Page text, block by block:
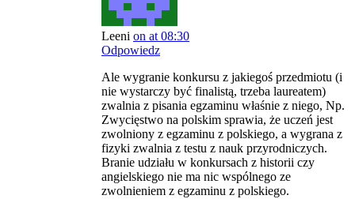
Leeni on at 08:30
Odpowiedz
Ale wygranie konkursu z jakiegoś przedmiotu (i
nie wystarczy być finalistą, trzeba laureatem)
zwalnia z pisania egzaminu właśnie z niego, Np.
Zwycięstwo na polskim sprawia, że uczeń jest
zwolniony z egzaminu z polskiego, a wygrana z
fizyki zwalnia z testu z nauk przyrodniczych.
Branie udziału w konkursach z historii czy
angielskiego nie ma nic wspólnego ze
zwolnieniem z egzaminu z polskiego.